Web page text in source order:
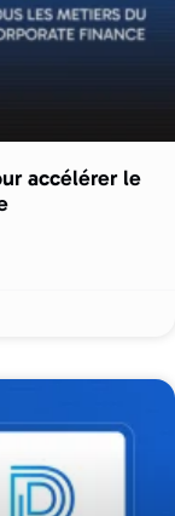
accélérer le